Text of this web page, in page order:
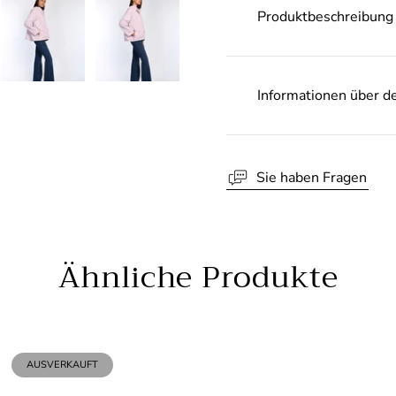
Produktbeschreibung
Informationen über
Sie haben Fragen
Ähnliche Produkte
PRODUKTBEZEICHNUNG:
AUSVERKAUFT
Werden Sie Teil der